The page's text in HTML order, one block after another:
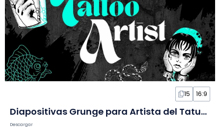
15 16:9
Diapositivas Grunge para Artista del Tatuaje
Descargar